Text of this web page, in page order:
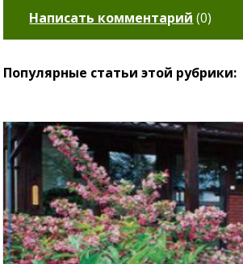
Написать комментарий (0)
Популярные статьи этой рубрики: